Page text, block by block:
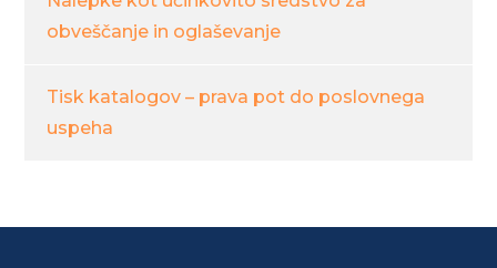
obveščanje in oglaševanje
Tisk katalogov – prava pot do poslovnega
uspeha